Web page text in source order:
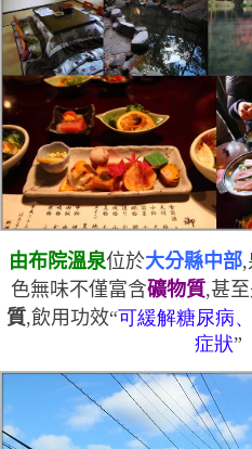
由布院溫泉位於大分縣中部,
色無味不僅富含礦物質,甚
質,飲用功效“可緩解糖尿病
症狀”